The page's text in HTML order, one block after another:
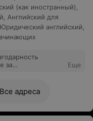
(как иностранный),
, Английский для
Юридический английский,
за
деталям,
доступные
аспектах в
весьма
Еще
Все адреса